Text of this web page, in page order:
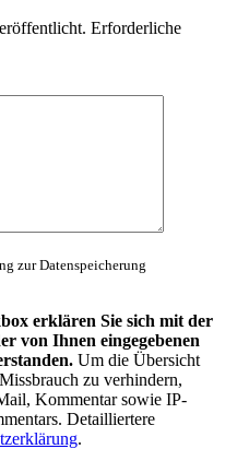
Erforderliche
zur Datenspeicherung
erklären Sie sich mit der
von Ihnen eingegebenen
Um die Übersicht
zu verhindern,
Kommentar sowie IP-
Detailliertere
.